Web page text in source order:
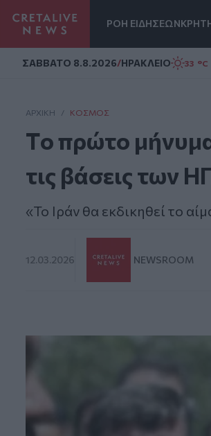
ΡΟΗ ΕΙΔΗΣΕΩΝ
ΣAΒΒΑΤΟ 8.8.2026/ΗΡΑΚΛΕΙΟ 33 °C
ΑΡΧΙΚΗ / ΚΌΣΜΟΣ
Tο πρώτο
τις βάσεις των
«Το Ιράν θα εκδικηθεί το
12.03.2026 NEWSROOM